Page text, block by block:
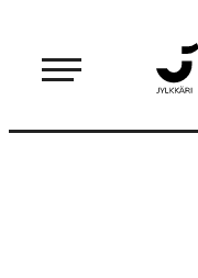
sisältöön